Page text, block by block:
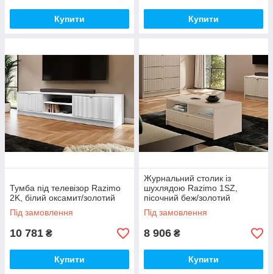
Купити Купити
Тумба під телевізор Razimo
2K, білий оксамит/золотий
Під замовлення
10 781 ₴
Купити
Журнальний столик із
шухлядою Razimo 1SZ,
пісочний беж/золотий
Під замовлення
8 906 ₴
Купити